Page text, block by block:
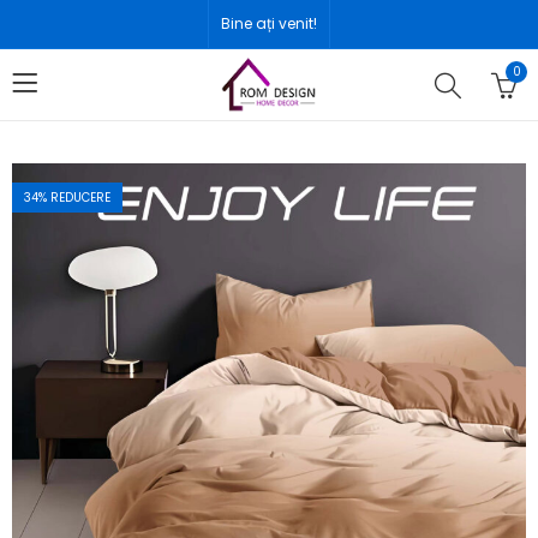
Bine ați venit!
0
34% REDUCERE